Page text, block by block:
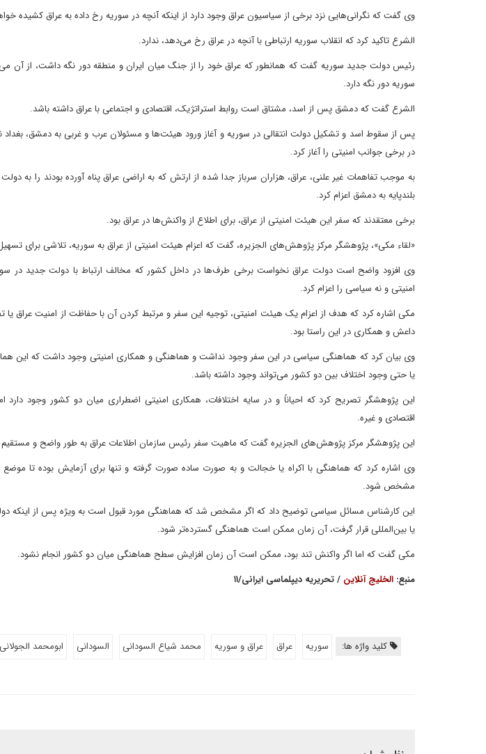
وی گفت که نگرانی‌هایی نزد برخی از سیاسیون عراق وجود دارد از اینکه آنچه در سوریه رخ داده به عراق کشیده
الشرع تاکید کرد که انقلاب سوریه ارتباطی با آنچه در عراق رخ می‌دهد، ندارد.
رئیس دولت جدید سوریه گفت که همانطور که عراق خود را از جنگ میان ایران و منطقه دور نگه داشت، از آن
سوریه دور نگه دارد.
الشرع گفت که دمشق پس از اسد، مشتاق است روابط استراتژیک، اقتصادی و اجتماعی با عراق داشته باشد.
پس از سقوط اسد و تشکیل دولت انتقالی در سوریه و آغاز ورود هیئت‌ها و مسئولان عرب و غربی به دمشق، بغداد
در برخی جوانب امنیتی را آغاز کرد.
به موجب تفاهمات غیر علنی، عراق، هزاران سرباز جدا شده از ارتش که به اراضی عراق پناه آورده بودند را
بلندپایه به دمشق اعزام کرد.
برخی معتقدند که سفر این هیئت امنیتی از عراق، برای اطلاع از واکنش‌ها در عراق بود.
«لقاء مکی»، پژوهشگر مرکز پژوهش‌های الجزیره، گفت که اعزام هیئت امنیتی از عراق به سوریه، تلاشی برای
وی افزود واضح است دولت عراق نخواست برخی طرف‌ها در داخل کشور که مخالف ارتباط با دولت جدید در
امنیتی و نه سیاسی را اعزام کرد.
مکی اشاره کرد که هدف از اعزام یک هیئت امنیتی، توجیه این سفر و مرتبط کردن آن با حفاظت از امنیت عراق یا
داعش و همکاری در این راستا بود.
وی بیان کرد که هماهنگی سیاسی در این سفر وجود نداشت و هماهنگی و همکاری امنیتی وجود داشت که این
یا حتی وجود اختلاف بین دو کشور می‌تواند وجود داشته باشد.
این پژوهشگر تصریح کرد که احیاناً و در سایه اختلافات، همکاری امنیتی اضطراری میان دو کشور وجود
اقتصادی و غیره.
این پژوهشگر مرکز پژوهش‌های الجزیره گفت که ماهیت سفر رئیس سازمان اطلاعات عراق به طور واضح و مستقیم
وی اشاره کرد که هماهنگی با اکراه یا خجالت و به صورت ساده صورت گرفته و تنها برای آزمایش بوده تا
مشخص شود.
این کارشناس مسائل سیاسی توضیح داد که اگر مشخص شد که هماهنگی مورد قبول است به ویژه پس از اینکه
یا بین‌المللی قرار گرفت، آن زمان ممکن است هماهنگی گسترده‌تر شود.
مکی گفت که اما اگر واکنش تند بود، ممکن است آن زمان افزایش سطح هماهنگی میان دو کشور انجام نشود.
منبع: الخلیج آنلاین / تحریریه دیپلماسی ایرانی/۱۱
کلید واژه ها: سوریه عراق عراق و سوریه محمد شیاع السودانی السودانی ابومحمد الجولانی